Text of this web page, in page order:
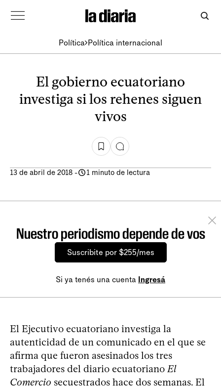
Política Política internacional
El gobierno ecuatoriano
investiga si los rehenes siguen
vivos
13 de abril de 2018 - 1 minuto de lectura
Nuestro periodismo depende de vos
Suscribite por $255/mes
Si ya tenés una cuenta Ingresá
El Ejecutivo ecuatoriano investiga la
autenticidad de un comunicado en el que se
afirma que fueron asesinados los tres
trabajadores del diario ecuatorianoEl
Comercio secuestrados hace dos semanas. El